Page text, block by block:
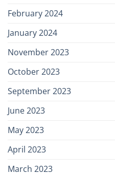
February 2024
January 2024
November 2023
October 2023
September 2023
June 2023
May 2023
April 2023
March 2023